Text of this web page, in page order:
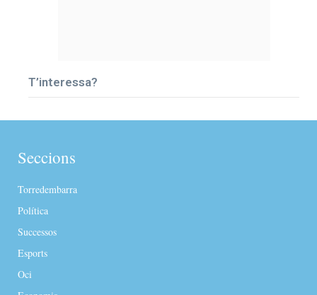
T’interessa?
Seccions
Torredembarra
Política
Successos
Esports
Oci